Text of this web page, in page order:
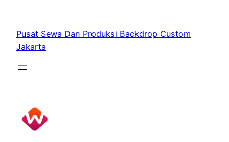
content
Pusat Sewa Dan Produksi Backdrop Custom
Jakarta